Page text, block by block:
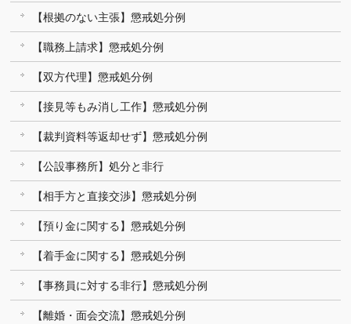
【根拠のない主張】懲戒処分例
【職務上請求】懲戒処分例
【双方代理】懲戒処分例
【接見等もみ消し工作】懲戒処分例
【裁判資料等返却せず】懲戒処分例
【公設事務所】処分と非行
【相手方と直接交渉】懲戒処分例
【預り金に関する】懲戒処分例
【着手金に関する】懲戒処分例
【事務員に対する非行】懲戒処分例
【離婚・面会交流】懲戒処分例